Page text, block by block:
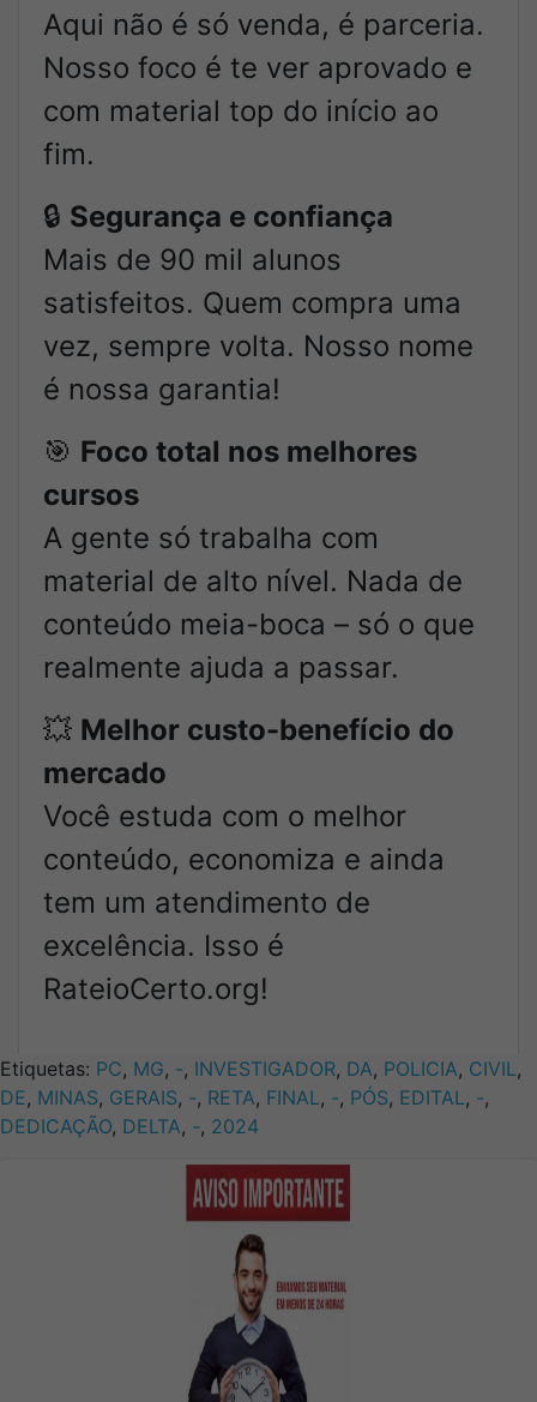
Aqui não é só venda, é parceria.
Nosso foco é te ver aprovado e
com material top do início ao
fim.
🔒 Segurança e confiança
Mais de 90 mil alunos
satisfeitos. Quem compra uma
vez, sempre volta. Nosso nome
é nossa garantia!
🎯 Foco total nos melhores
cursos
A gente só trabalha com
material de alto nível. Nada de
conteúdo meia-boca – só o que
realmente ajuda a passar.
💥 Melhor custo-benefício do
mercado
Você estuda com o melhor
conteúdo, economiza e ainda
tem um atendimento de
excelência. Isso é
RateioCerto.org!
Etiquetas: PC, MG, -, INVESTIGADOR, DA, POLICIA, CIVIL ,
DE , MINAS, GERAIS, -, RETA, FINAL , -, PÓS, EDITAL , -,
DEDICAÇÃO, DELTA, -, 2024